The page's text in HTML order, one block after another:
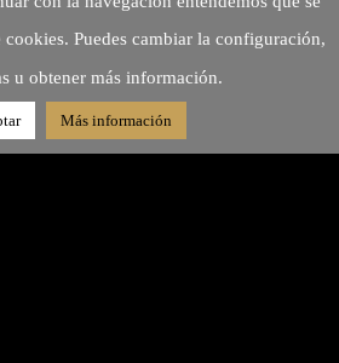
Puedes cambiar la configuración,
u obtener más información.
Más información